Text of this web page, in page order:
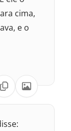
cima,
e o